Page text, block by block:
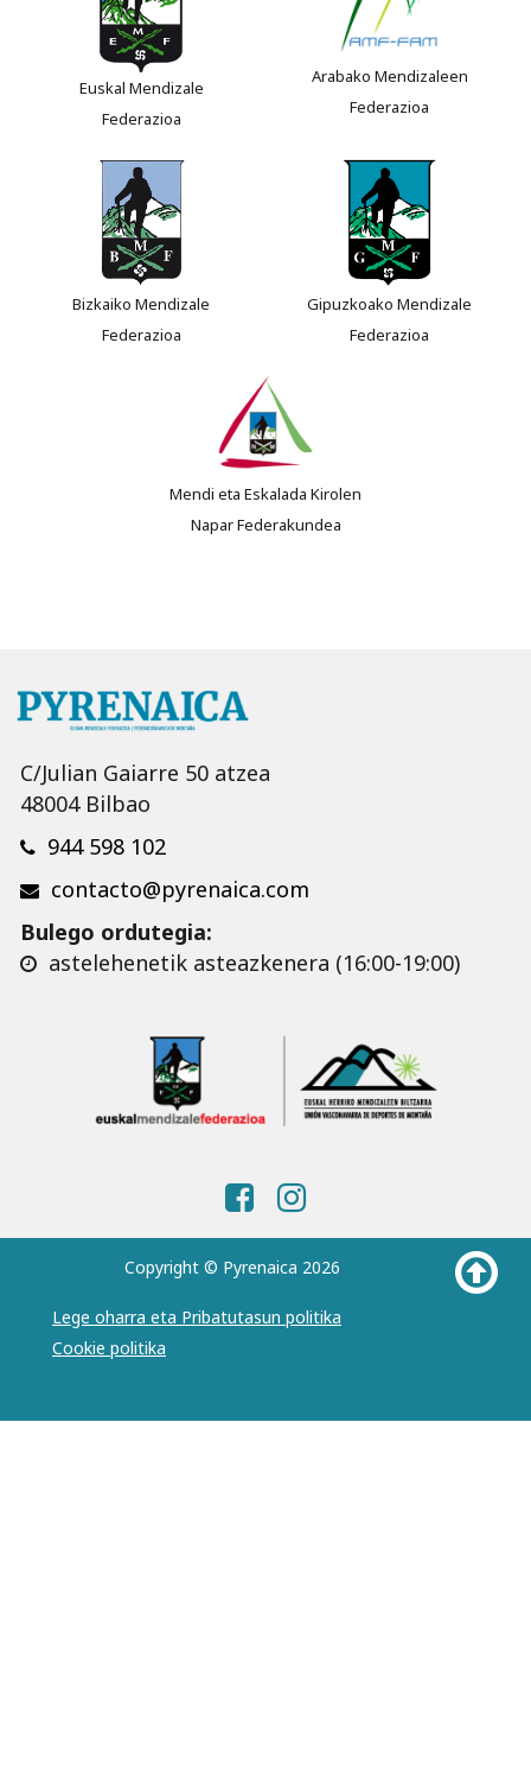
Euskal Mendizale
Federazioa
Arabako Mendizaleen
Federazioa
Bizkaiko Mendizale
Federazioa
Gipuzkoako Mendizale
Federazioa
Mendi eta Eskalada Kirolen
Napar Federakundea
C/Julian Gaiarre 50 atzea
48004 Bilbao
944 598 102
contacto@pyrenaica.com
Bulego ordutegia:
astelehenetik asteazkenera (16:00-19:00)
Copyright © Pyrenaica 2026
Lege oharra eta Pribatutasun politika
Cookie politika